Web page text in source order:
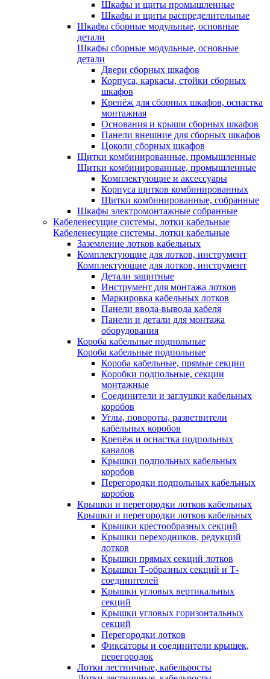
Шкафы и щиты промышленные
Шкафы и щиты распределительные
Шкафы сборные модульные, основные
детали
Шкафы сборные модульные, основные
детали
Двери сборных шкафов
Корпуса, каркасы, стойки сборных
шкафов
Крепёж для сборных шкафов, оснастка
монтажная
Основания и крыши сборных шкафов
Панели внешние для сборных шкафов
Цоколи сборных шкафов
Щитки комбинированные, промышленные
Щитки комбинированные, промышленные
Комплектующие и аксессуары
Корпуса щитков комбинированных
Щитки комбинированные, собранные
Шкафы электромонтажные собранные
Кабеленесущие системы, лотки кабельные
Кабеленесущие системы, лотки кабельные
Заземление лотков кабельных
Комплектующие для лотков, инструмент
Комплектующие для лотков, инструмент
Детали защитные
Инструмент для монтажа лотков
Маркировка кабельных лотков
Панели ввода-вывода кабеля
Панели и детали для монтажа
оборудования
Короба кабельные подпольные
Короба кабельные подпольные
Короба кабельные, прямые секции
Коробки подпольные, секции
монтажные
Соединители и заглушки кабельных
коробов
Углы, повороты, разветвители
кабельных коробов
Крепёж и оснастка подпольных
каналов
Крышки подпольных кабельных
коробов
Перегородки подпольных кабельных
коробов
Крышки и перегородки лотков кабельных
Крышки и перегородки лотков кабельных
Крышки крестообразных секций
Крышки переходников, редукций
лотков
Крышки прямых секций лотков
Крышки Т-образных секций и Т-
соединителей
Крышки угловых вертикальных
секций
Крышки угловых горизонтальных
секций
Перегородки лотков
Фиксаторы и соединители крышек,
перегородок
Лотки лестничные, кабельросты